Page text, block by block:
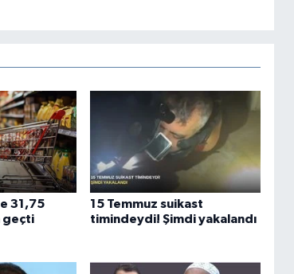
31,75
geçti
15 Temmuz suikast
timindeydi! Şimdi yakalandı